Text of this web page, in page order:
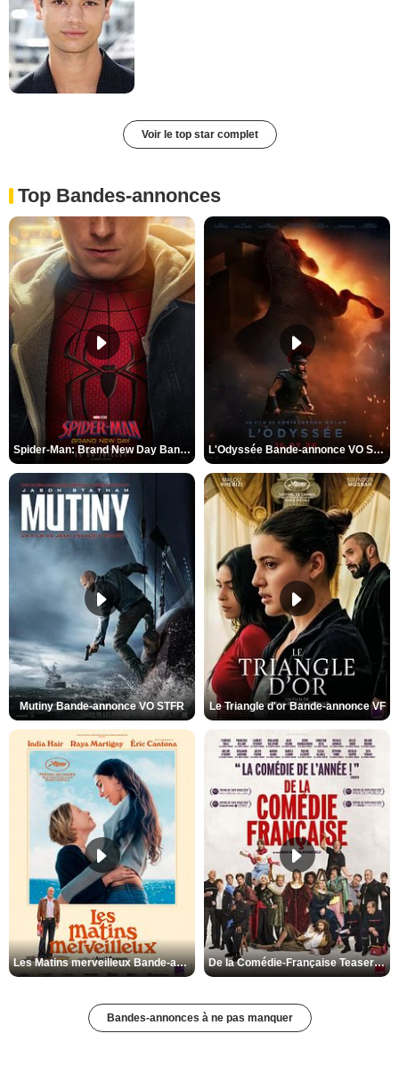
Voir le top star complet
Top Bandes-annonces
Spider-Man: Brand New Day Bande-annonce VO STFR L'Odyssée Bande-annonce VO STFR
Mutiny Bande-annonce VO STFR Le Triangle d'or Bande-annonce VF
Les Matins merveilleux Bande-annonce VF De la Comédie-Française Teaser VF
Bandes-annonces à ne pas manquer